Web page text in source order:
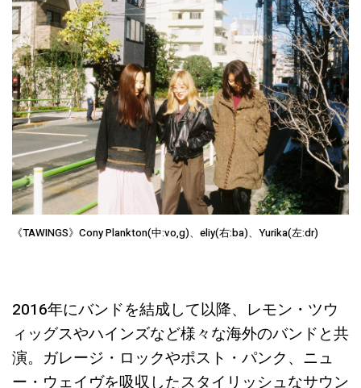
《TAWINGS》Cony Plankton(中:vo,g)、eliy(右:ba)、Yurika(左:dr)
2016年にバンドを結成して以降、レモン・ツウ
ィッグスやハインズなど様々な海外のバンドと共
演。ガレージ・ロックやポスト・パンク、ニュ
ー・ウェイヴを吸収したスタイリッシュなサウン